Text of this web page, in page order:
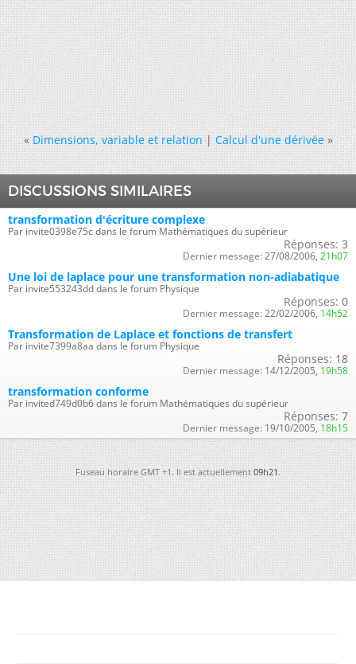
« Dimensions, variable et relation|Calcul d'une dérivée »
DISCUSSIONS SIMILAIRES
transformation d'écriture complexe
Par invite0398e75c dans le forum Mathématiques du supérieur
Réponses: 3
Dernier message: 27/08/2006, 21h07
Une loi de laplace pour une transformation non-adiabatique
Par invite553243dd dans le forum Physique
Réponses: 0
Dernier message: 22/02/2006, 14h52
Transformation de Laplace et fonctions de transfert
Par invite7399a8aa dans le forum Physique
Réponses: 18
Dernier message: 14/12/2005, 19h58
transformation conforme
Par invited749d0b6 dans le forum Mathématiques du supérieur
Réponses: 7
Dernier message: 19/10/2005, 18h15
Fuseau horaire GMT +1. Il est actuellement09h21.